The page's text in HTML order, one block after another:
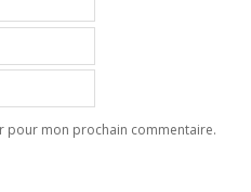
pour mon prochain commentaire.